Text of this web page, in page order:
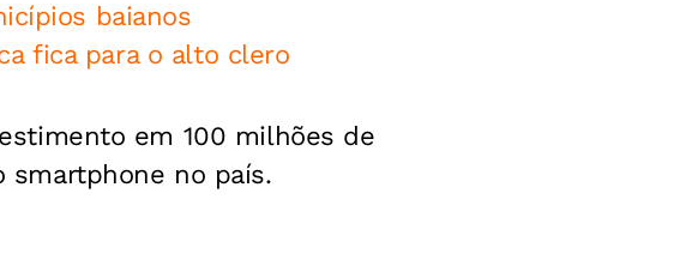
baianos
fica para o alto clero
em 100 milhões de
smartphone no país.